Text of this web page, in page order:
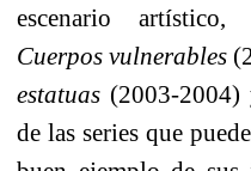
escenario
Cuerpos vulnerables
estatuas (2003-2004)
de las series que